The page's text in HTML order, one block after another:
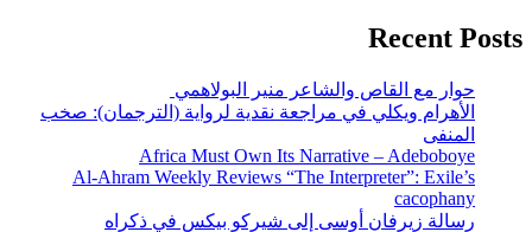
Recent Posts
حوار مع القاص والشاعر منير البولاهمي
الأهرام ويكلي في مراجعة نقدية لرواية (الترجمان): صخب
المنفى
Africa Must Own Its Narrative – Adeboboye
Al-Ahram Weekly Reviews “The Interpreter”: Exile’s
cacophany
رسالة زيرفان أوسى إلى شيركو بيكس في ذكراه